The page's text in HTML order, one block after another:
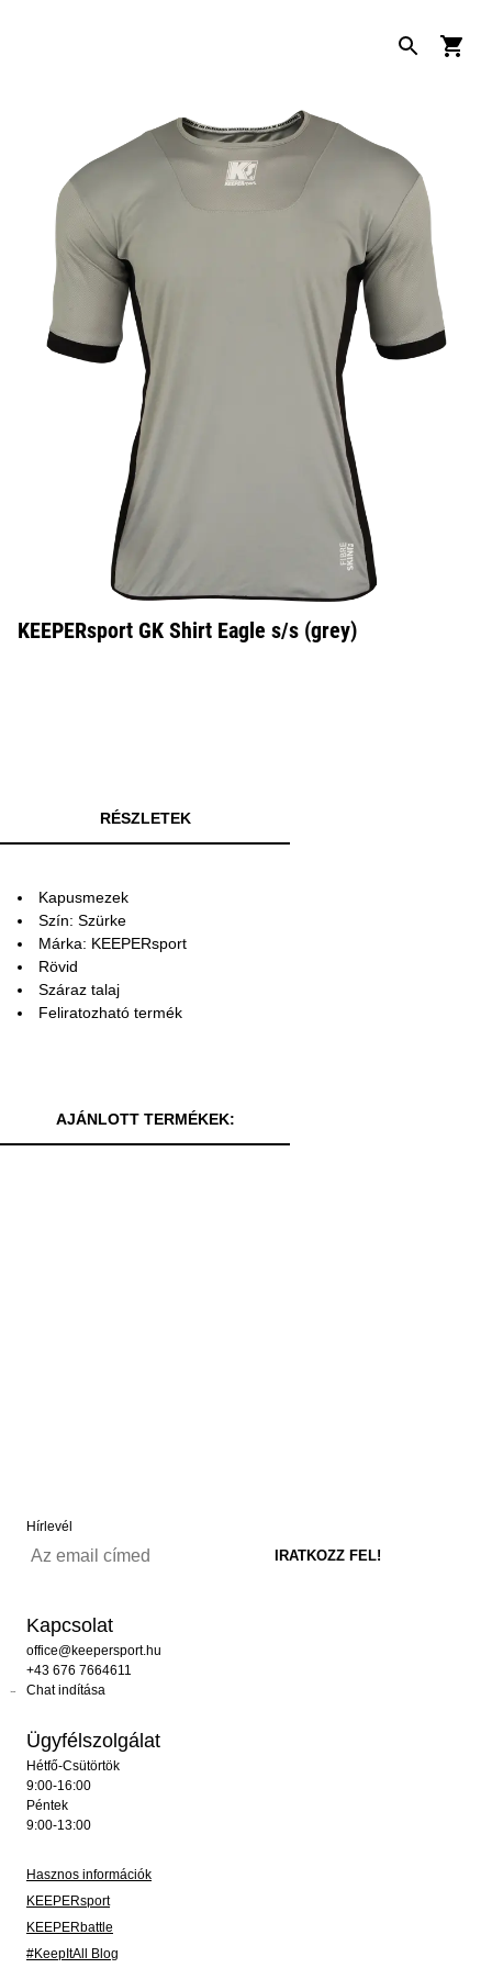
KEEPERsport GK Shirt Eagle s/s (grey)
RÉSZLETEK
Kapusmezek
Szín: Szürke
Márka: KEEPERsport
Rövid
Száraz talaj
Feliratozható termék
AJÁNLOTT TERMÉKEK:
Hírlevél
Kapcsolat
office@keepersport.hu
+43 676 7664611
Chat indítása
Ügyfélszolgálat
Hétfő-Csütörtök
9:00-16:00
Péntek
9:00-13:00
Hasznos információk
KEEPERsport
KEEPERbattle
#KeepItAll Blog